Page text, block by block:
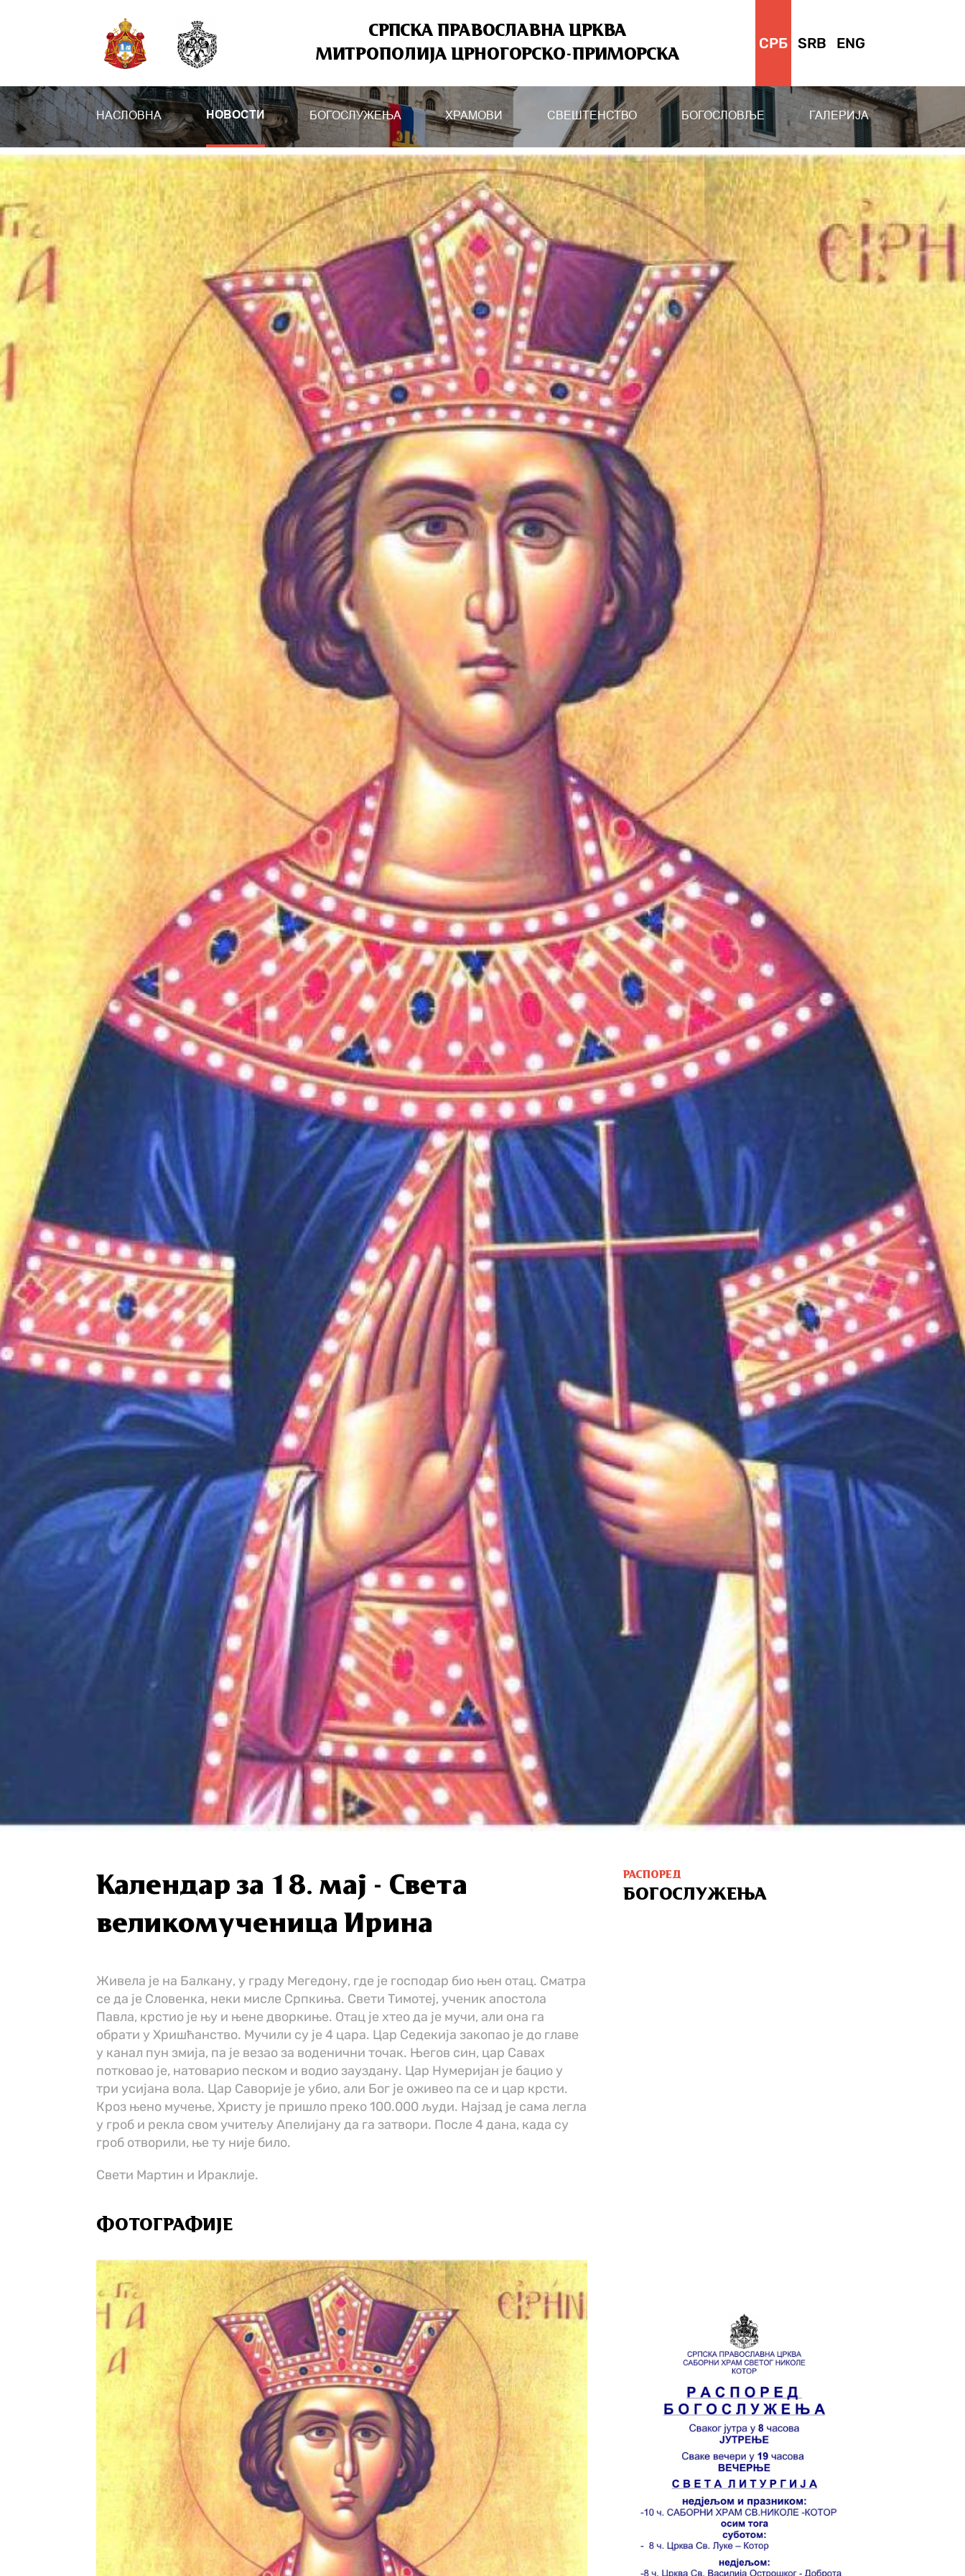
СРПСКА ПРАВОСЛАВНА ЦРКВА
МИТРОПОЛИЈА ЦРНОГОРСКО-ПРИМОРСКА
СРБ SRB ENG
НАСЛОВНА НОВОСТИ БОГОСЛУЖЕЊА ХРАМОВИ СВЕШТЕНСТВО БОГОСЛОВЉЕ ГАЛЕРИЈА
Календар за 18. мај - Света
великомученица Ирина
Живела је на Балкану, у граду Мегедону, где је господар био њен отац. Сматра
се да је Словенка, неки мисле Српкиња. Свети Тимотеј, ученик апостола
Павла, крстио је њу и њене дворкиње. Отац је хтео да је мучи, али она га
обрати у Хришћанство. Мучили су је 4 цара. Цар Седекија закопао је до главе
у канал пун змија, па је везао за воденични точак. Његов син, цар Савах
потковао је, натоварио песком и водио зауздану. Цар Нумеријан је бацио у
три усијана вола. Цар Саворије је убио, али Бог је оживео па се и цар крсти.
Кроз њено мучење, Христу је пришло преко 100.000 људи. Најзад је сама легла
у гроб и рекла свом учитељу Апелијану да га затвори. После 4 дана, када су
гроб отворили, ње ту није било.
Свети Мартин и Ираклије.
ФОТОГРАФИЈЕ
РАСПОРЕД
БОГОСЛУЖЕЊА